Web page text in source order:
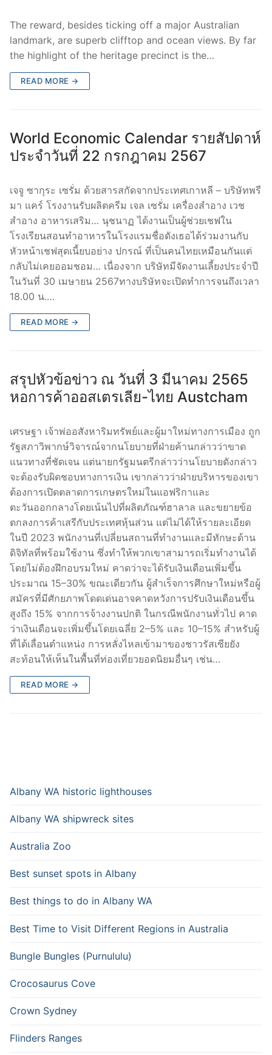
The reward, besides ticking off a major Australian
landmark, are superb clifftop and ocean views. By far
the highlight of the heritage precinct is the…
READ MORE →
World Economic Calendar รายสัปดาห์
ประจำวันที่ 22 กรกฎาคม 2567
เจจู ซากุระ เซรั่ม ด้วยสารสกัดจากประเทศเกาหลี – บริษัทพรี
มา แคร์ โรงงานรับผลิตครีม เจล เซรั่ม เครื่องสำอาง เวช
สำอาง อาหารเสริม… นุชนาฏ ได้งานเป็นผู้ช่วยเชฟใน
โรงเรียนสอนทําอาหารในโรงแรมชื่อดังเธอได้ร่วมงานกับ
หัวหน้าเชฟสุดเนี้ยบอย่าง ปกรณ์ ที่เป็นคนไทยเหมือนกันแต่
กลับไม่เคยออมชอม… เนื่องจาก บริษัทมีจัดงานเลี้ยงประจำปี
ในวันที่ 30 เมษายน 2567ทางบริษัทจะเปิดทำการจนถึงเวลา
18.00 น.…
READ MORE →
สรุปหัวข้อข่าว ณ วันที่ 3 มีนาคม 2565
หอการค้าออสเตรเลีย-ไทย Austcham
เศรษฐา เจ้าพ่ออสังหาริมทรัพย์และผู้มาใหม่ทางการเมือง ถูก
รัฐสภาวิพากษ์วิจารณ์จากนโยบายที่ฝ่ายค้านกล่าวว่าขาด
แนวทางที่ชัดเจน แต่นายกรัฐมนตรีกล่าวว่านโยบายดังกล่าว
จะต้องรับผิดชอบทางการเงิน เขากล่าวว่าฝ่ายบริหารของเขา
ต้องการเปิดตลาดการเกษตรใหม่ในแอฟริกาและ
ตะวันออกกลางโดยเน้นไปที่ผลิตภัณฑ์ฮาลาล และขยายข้อ
ตกลงการค้าเสรีกับประเทศหุ้นส่วน แต่ไม่ได้ให้รายละเอียด
ในปี 2023 พนักงานที่เปลี่ยนสถานที่ทำงานและมีทักษะด้าน
ดิจิทัลที่พร้อมใช้งาน ซึ่งทำให้พวกเขาสามารถเริ่มทำงานได้
โดยไม่ต้องฝึกอบรมใหม่ คาดว่าจะได้รับเงินเดือนเพิ่มขึ้น
ประมาณ 15–30% ขณะเดียวกัน ผู้สำเร็จการศึกษาใหม่หรือผู้
สมัครที่มีศักยภาพโดดเด่นอาจคาดหวังการปรับเงินเดือนขึ้น
สูงถึง 15% จากการจ้างงานปกติ ในกรณีพนักงานทั่วไป คาด
ว่าเงินเดือนจะเพิ่มขึ้นโดยเฉลี่ย 2–5% และ 10–15% สำหรับผู้
ที่ได้เลื่อนตำแหน่ง การหลั่งไหลเข้ามาของชาวรัสเซียยัง
สะท้อนให้เห็นในพื้นที่ท่องเที่ยวยอดนิยมอื่นๆ เช่น…
READ MORE →
Albany WA historic lighthouses
Albany WA shipwreck sites
Australia Zoo
Best sunset spots in Albany
Best things to do in Albany WA
Best Time to Visit Different Regions in Australia
Bungle Bungles (Purnululu)
Crocosaurus Cove
Crown Sydney
Flinders Ranges